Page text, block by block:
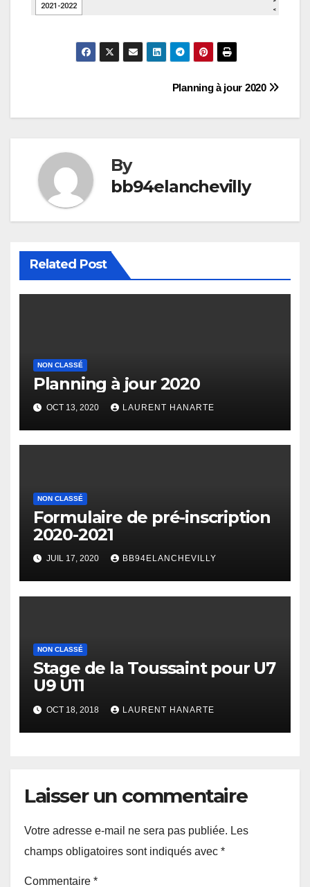
de
l’article
Planning à jour 2020
By
bb94elanchevilly
Related Post
NON CLASSÉ
Planning à jour 2020
OCT 13, 2020 LAURENT HANARTE
NON CLASSÉ
Formulaire de pré-inscription
2020-2021
JUIL 17, 2020 BB94ELANCHEVILLY
NON CLASSÉ
Stage de la Toussaint pour U7
U9 U11
OCT 18, 2018 LAURENT HANARTE
Laisser un commentaire
Votre adresse e-mail ne sera pas publiée. Les
champs obligatoires sont indiqués avec *
Commentaire *